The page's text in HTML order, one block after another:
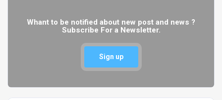
Whant to be notified about new post and news ?
Subscribe For a Newsletter.
Sign up